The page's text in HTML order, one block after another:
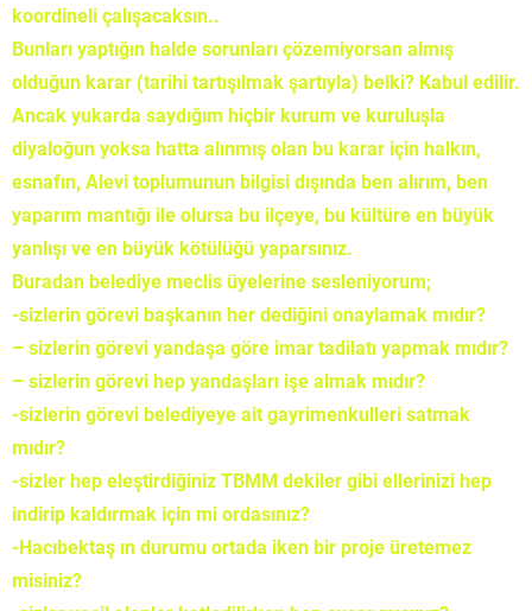
koordineli çalışacaksın..
Bunları yaptığın halde sorunları çözemiyorsan almış
olduğun karar (tarihi tartışılmak şartıyla) belki? Kabul edilir.
Ancak yukarda saydığım hiçbir kurum ve kuruluşla
diyaloğun yoksa hatta alınmış olan bu karar için halkın,
esnafın, Alevi toplumunun bilgisi dışında ben alırım, ben
yaparım mantığı ile olursa bu ilçeye, bu kültüre en büyük
yanlışı ve en büyük kötülüğü yaparsınız.
Buradan belediye meclis üyelerine sesleniyorum;
-sizlerin görevi başkanın her dediğini onaylamak mıdır?
– sizlerin görevi yandaşa göre imar tadilatı yapmak mıdır?
– sizlerin görevi hep yandaşları işe almak mıdır?
-sizlerin görevi belediyeye ait gayrimenkulleri satmak
mıdır?
-sizler hep eleştirdiğiniz TBMM dekiler gibi ellerinizi hep
indirip kaldırmak için mi ordasınız?
-Hacıbektaş ın durumu ortada iken bir proje üretemez
misiniz?